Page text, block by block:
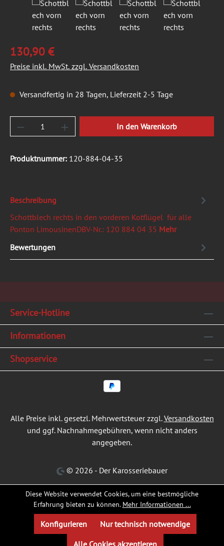
130,90 €
Preise inkl. MwSt. zzgl. Versandkosten
Versandfertig in 28 Tagen, Lieferzeit 2-5 Tage
Produkt Anzahl: Gib den gewünschten
In den Warenkorb
Produktnummer: 120-884-04-35
Beschreibung
Schottblech rechts in den vorderen Kotflügel für alle
Ponton LimousinenDBV-Nr.: 120 884 04 35 Mehr
Bewertungen
Service-Hotline
Informationen
Shopservice
Alle Preise inkl. gesetzl. Mehrwertsteuer zzgl.Versandkosten
und ggf. Nachnahmegebühren, wenn nicht anders
angegeben.
© 2026 - Der Karosseriebauer
Diese Website verwendet Cookies, um eine bestmögliche
Erfahrung bieten zu können. Mehr Informationen ...
Nur technisch notwendige
Konfigurieren
Alle Cookies akzeptieren